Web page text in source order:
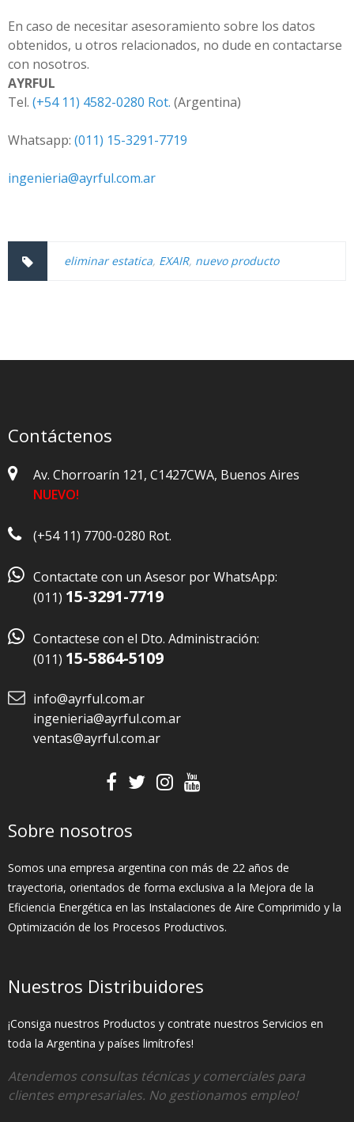
En caso de necesitar asesoramiento sobre los datos
obtenidos, u otros relacionados, no dude en contactarse
con nosotros.
AYRFUL
Tel. (+54 11) 4582-0280 Rot. (Argentina)
Whatsapp: (011) 15-3291-7719
ingenieria@ayrful.com.ar
eliminar estatica, EXAIR, nuevo producto
Contáctenos
Av. Chorroarín 121, C1427CWA, Buenos Aires
NUEVO!
(+54 11) 7700-0280 Rot.
 Contactate con un Asesor por WhatsApp:
(011) 15-3291-7719
 Contactese con el Dto. Administración:
(011) 15-5864-5109
info@ayrful.com.ar
ingenieria@ayrful.com.ar
ventas@ayrful.com.ar
Sobre nosotros
Somos una empresa argentina con más de 22 años de
trayectoria, orientados de forma exclusiva a la Mejora de la
Eficiencia Energética en las Instalaciones de Aire Comprimido y la
Optimización de los Procesos Productivos.
Nuestros Distribuidores
¡Consiga nuestros Productos y contrate nuestros Servicios en
toda la Argentina y países limítrofes!
Atendemos consultas técnicas y comerciales para
clientes empresariales. No gestionamos empleo!